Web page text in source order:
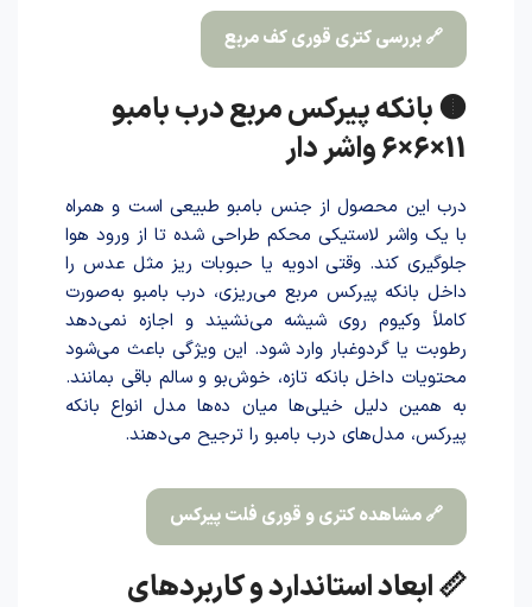
🔗 بررسی کتری قوری کف مربع
🟤 بانکه پیرکس مربع درب بامبو
11×6×6 واشر دار
درب این محصول از جنس بامبو طبیعی است و همراه
با یک واشر لاستیکی محکم طراحی شده تا از ورود هوا
جلوگیری کند. وقتی ادویه یا حبوبات ریز مثل عدس را
داخل بانکه پیرکس مربع می‌ریزی، درب بامبو به‌صورت
کاملاً وکیوم روی شیشه می‌نشیند و اجازه نمی‌دهد
رطوبت یا گردوغبار وارد شود. این ویژگی باعث می‌شود
محتویات داخل بانکه تازه، خوش‌بو و سالم باقی بمانند.
به همین دلیل خیلی‌ها میان ده‌ها مدل انواع بانکه
پیرکس، مدل‌های درب بامبو را ترجیح می‌دهند.
🔗 مشاهده کتری و قوری فلت پیرکس
📏 ابعاد استاندارد و کاربردهای